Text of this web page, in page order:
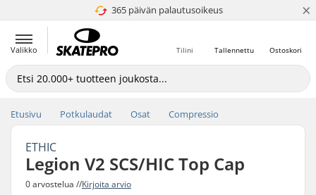
365 päivän palautusoikeus
4.8 / 5 ×
Valikko Ostoskori
Tallennettu
Tilini
Etusivu Potkulaudat Osat Compressio
ETHIC
Legion V2 SCS/HIC Top Cap
0 arvostelua //Kirjoita arvio